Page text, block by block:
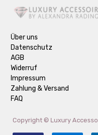
Über uns
Datenschutz
AGB
Widerruf
Impressum
Zahlung & Versand
FAQ
Copyright © Luxury